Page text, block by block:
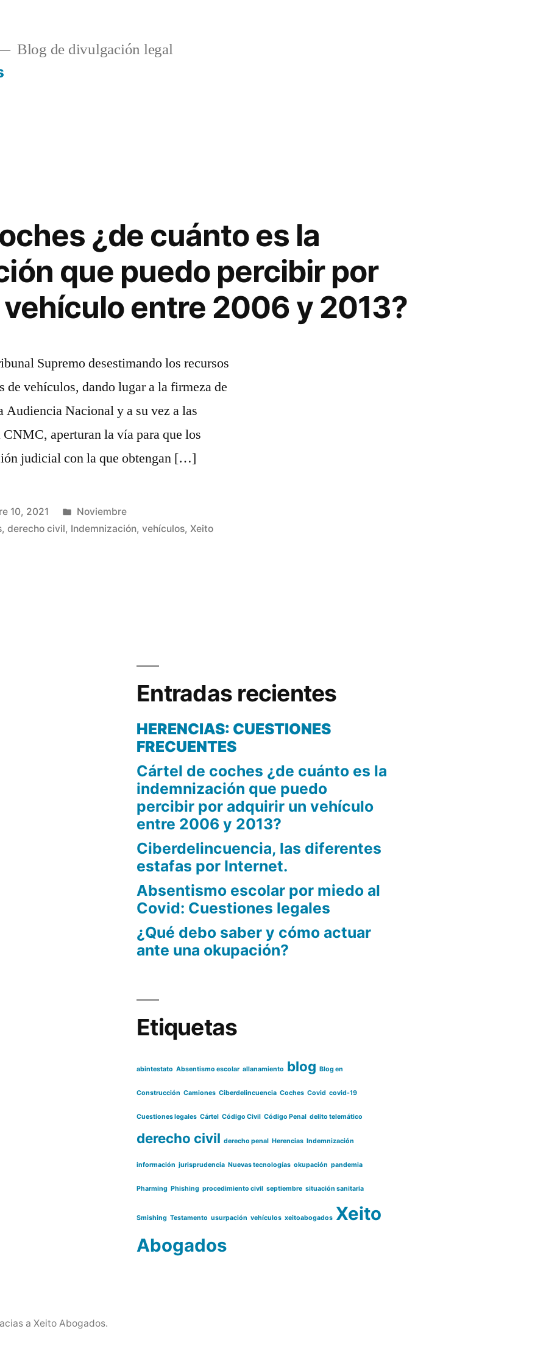
Blog de divulgación legal
¿de cuánto es la
que puedo percibir por
entre 2006 y 2013?
Supremo desestimando los recursos
de vehículos, dando lugar a la firmeza de
Audiencia Nacional y a su vez a las
aperturan la vía para que los
judicial con la que obtengan […]
10, 2021
Publicado
en
Noviembre
,derecho civil, Indemnización,vehículos, Xeito
Entradas recientes
HERENCIAS: CUESTIONES
FRECUENTES
Cártel de coches ¿de cuánto es la
indemnización que puedo
percibir por adquirir un vehículo
entre 2006 y 2013?
Ciberdelincuencia, las diferentes
estafas por Internet.
Absentismo escolar por miedo al
Covid: Cuestiones legales
¿Qué debo saber y cómo actuar
ante una okupación?
Etiquetas
abintestato Absentismo escolar allanamiento blog Blog en
Construcción Camiones Ciberdelincuencia Coches Covid covid-19
Cuestiones legales Cártel Código Civil Código Penal delito telemático
derecho civil derecho penal Herencias Indemnización
información jurisprudencia Nuevas tecnologías okupación pandemia
Pharming Phishing procedimiento civil septiembre situación sanitaria
Smishing Testamento usurpación vehículos xeitoabogados Xeito
Abogados
a Xeito Abogados.